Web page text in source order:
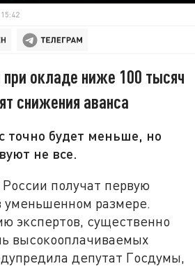
окладе ниже 100 тысяч
снижения аванса
точно будет меньше, но
не все.
получат первую
уменьшенном размере.
экспертов, существенно
высокооплачиваемых
депутат Госдумы,